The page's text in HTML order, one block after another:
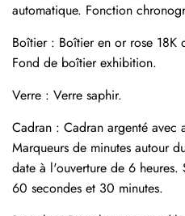
automatique. Fonction
Boîtier : Boîtier en or rose 18K
Fond de boîtier exhibition.
Verre : Verre saphir.
Cadran : Cadran argenté avec
Marqueurs de minutes autour
date à l'ouverture de 6 heures.
60 secondes et 30 minutes.